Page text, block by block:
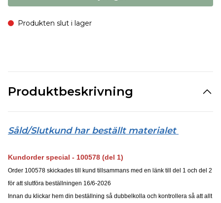
Produkten slut i lager
Produktbeskrivning
Såld/Slutkund har beställt materialet
Kundorder special - 100578 (del 1)
Order 100578 skickades till kund tillsammans med en länk till del 1 och del 2
för att slutföra beställningen 16/6-2026
Innan du klickar hem din beställning så dubbelkolla och kontrollera så att allt